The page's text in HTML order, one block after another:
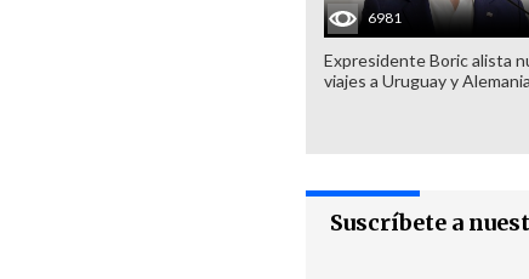
6981
Expresidente Boric alista
viajes a Uruguay y Alemania
Suscríbete a